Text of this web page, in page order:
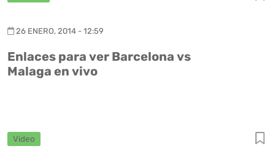
26 ENERO, 2014 - 12:59
Enlaces para ver Barcelona vs
Malaga en vivo
Video